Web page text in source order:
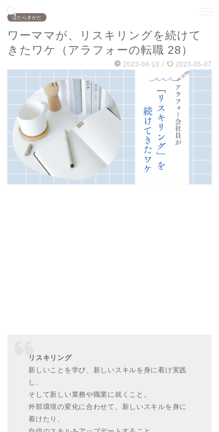
はたらきかた
ワーママが、リスキリングを続けて
きたワケ（アラフォーの転職 28）
2023-04-18 / 2023-05-07
リスキリング
新しいことを学び、新しいスキルを身に着け実践
し、
そして新しい業務や職業に就くこと。
外部環境の変化に合わせて、新しいスキルを身に
着けたり、